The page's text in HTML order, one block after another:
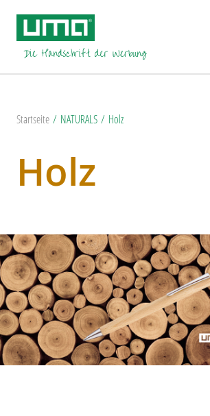
Startseite NATURALS Holz
Holz